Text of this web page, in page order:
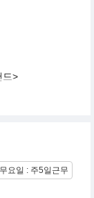
드>
브랜드입니다.
음.
요일 : 주5일근무